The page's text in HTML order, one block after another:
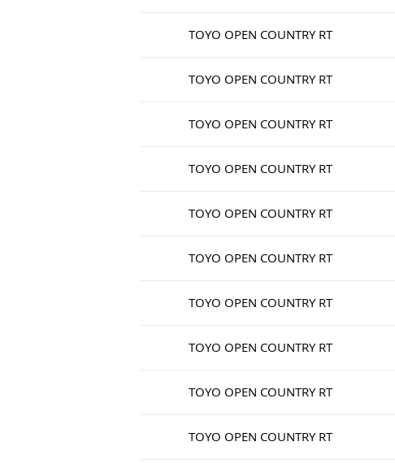
TOYO OPEN COUNTRY RT
TOYO OPEN COUNTRY RT
TOYO OPEN COUNTRY RT
TOYO OPEN COUNTRY RT
TOYO OPEN COUNTRY RT
TOYO OPEN COUNTRY RT
TOYO OPEN COUNTRY RT
TOYO OPEN COUNTRY RT
TOYO OPEN COUNTRY RT
TOYO OPEN COUNTRY RT